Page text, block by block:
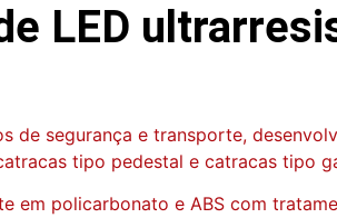
LED
de segurança e transporte,
tipo pedestal e catracas tipo
em policarbonato e ABS com